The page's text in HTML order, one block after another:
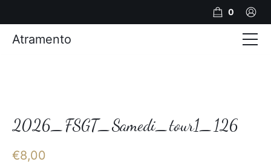
2026_FSGT_Samedi_tour1_126
€8,00
0
Atramento
Photos